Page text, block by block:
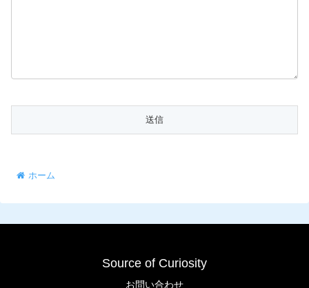
ホーム
Source of Curiosity
お問い合わせ